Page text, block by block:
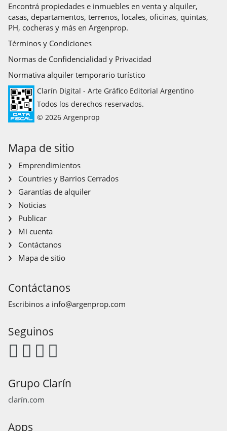
Encontrá propiedades e inmuebles en venta y alquiler,
casas, departamentos, terrenos, locales, oficinas, quintas,
PH, cocheras y más en Argenprop.
Términos y Condiciones
Normas de Confidencialidad y Privacidad
Normativa alquiler temporario turístico
Clarín Digital - Arte Gráfico Editorial Argentino
Todos los derechos reservados.
© 2026 Argenprop
Mapa de sitio
Emprendimientos
Countries y Barrios Cerrados
Garantías de alquiler
Noticias
Publicar
Mi cuenta
Contáctanos
Mapa de sitio
Contáctanos
Escribinos a info@argenprop.com
Seguinos
Grupo Clarín
clarín.com
Apps